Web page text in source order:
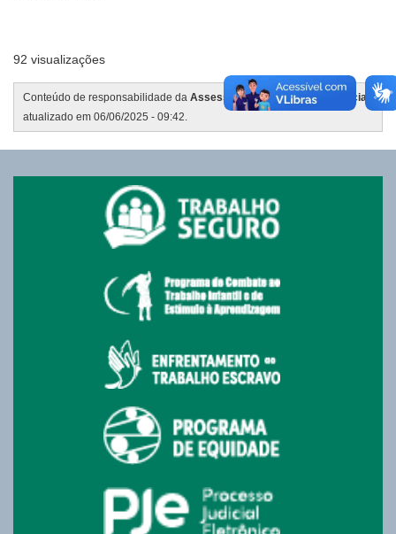
92 visualizações
Conteúdo de responsabilidade da Assessoria de Comunicação Social
atualizado em 06/06/2025 - 09:42.